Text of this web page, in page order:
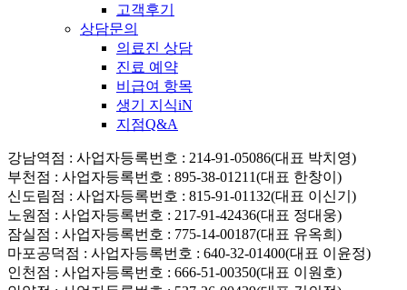
고객후기
상담문의
의료진 상담
진료 예약
비급여 항목
생기 지식iN
지점Q&A
강남역점 : 사업자등록번호 : 214-91-05086(대표 박치영)
부천점 : 사업자등록번호 : 895-38-01211(대표 한창이)
신도림점 : 사업자등록번호 : 815-91-01132(대표 이신기)
노원점 : 사업자등록번호 : 217-91-42436(대표 정대웅)
잠실점 : 사업자등록번호 : 775-14-00187(대표 유옥희)
마포공덕점 : 사업자등록번호 : 640-32-01400(대표 이윤정)
인천점 : 사업자등록번호 : 666-51-00350(대표 이원호)